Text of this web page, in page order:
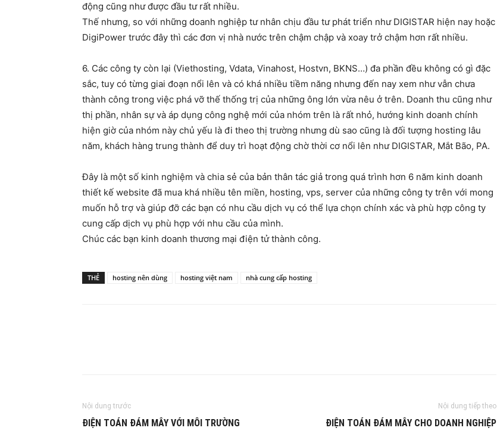
động cũng như được đầu tư rất nhiều.
Thế nhưng, so với những doanh nghiệp tư nhân chịu đầu tư phát triển như DIGISTAR hiện nay hoặc
DigiPower trước đây thì các đơn vị nhà nước trên chậm chập và xoay trở chậm hơn rất nhiều.
6. Các công ty còn lại (Viethosting, Vdata, Vinahost, Hostvn, BKNS…) đa phần đều không có gì đặc
sắc, tuy có từng giai đoạn nổi lên và có khá nhiều tiềm năng nhưng đến nay xem như vẫn chưa
thành công trong việc phá vỡ thế thống trị của những ông lớn vừa nêu ở trên. Doanh thu cũng như
thị phần, nhân sự và áp dụng công nghệ mới của nhóm trên là rất nhỏ, hướng kinh doanh chính
hiện giờ của nhóm này chủ yếu là đi theo thị trường nhưng dù sao cũng là đối tượng hosting lâu
năm, khách hàng trung thành để duy trì hoạt động chờ thời cơ nổi lên như DIGISTAR, Mắt Bão, PA.
Đây là một số kinh nghiệm và chia sẻ của bản thân tác giả trong quá trình hơn 6 năm kinh doanh
thiết kế website đã mua khá nhiều tên miền, hosting, vps, server của những công ty trên với mong
muốn hỗ trợ và giúp đỡ các bạn có nhu cầu dịch vụ có thể lựa chọn chính xác và phù hợp công ty
cung cấp dịch vụ phù hợp với nhu cầu của mình.
Chúc các bạn kinh doanh thương mại điện tử thành công.
THẺ hosting nên dùng hosting việt nam nhà cung cấp hosting
Nội dung trước
ĐIỆN TOÁN ĐÁM MÂY VỚI MÔI TRƯỜNG
Nội dung tiếp theo
ĐIỆN TOÁN ĐÁM MÂY CHO DOANH NGHIỆP